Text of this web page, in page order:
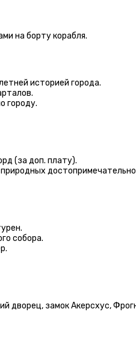
на борту корабля.
историей города.
городу.
(за доп. плату).
собора.
дворец, замок Акерсхус,